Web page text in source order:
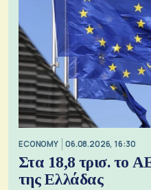
ECONOMY 06.08.2026, 16:30
Στα 18,8 τρισ. το
της Ελλάδας